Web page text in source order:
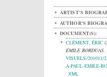
ARTIST'S
AUTHOR'S
DOCUMENT(S):
CLÉMENT, ÉRIC
ÉMILE BORDUAS.
VISUELS/201011/
A-PAUL-EMILE-
XML